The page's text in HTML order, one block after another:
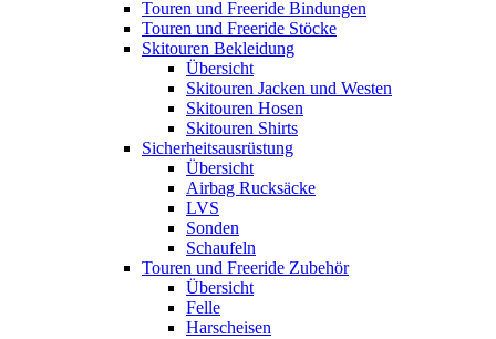
Touren und Freeride Bindungen
Touren und Freeride Stöcke
Skitouren Bekleidung
Übersicht
Skitouren Jacken und Westen
Skitouren Hosen
Skitouren Shirts
Sicherheitsausrüstung
Übersicht
Airbag Rucksäcke
LVS
Sonden
Schaufeln
Touren und Freeride Zubehör
Übersicht
Felle
Harscheisen